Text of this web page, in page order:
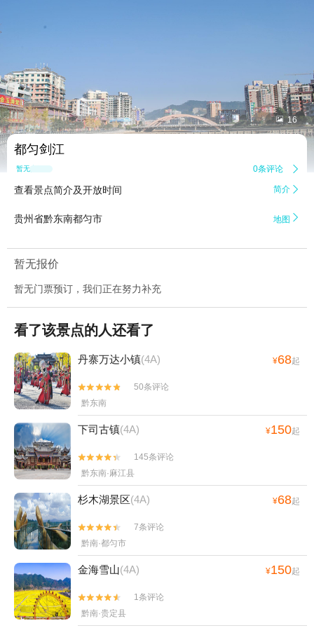
 16
都匀剑江
暂无点评 0条评论 
查看景点简介及开放时间 简介 
贵州省黔东南都匀市 地图 
暂无报价
暂无门票预订，我们正在努力补充
看了该景点的人还看了
丹寨万达小镇(4A) ¥68起


50条评论
黔东南
下司古镇(4A) ¥150起


145条评论
黔东南·麻江县
杉木湖景区(4A) ¥68起


7条评论
黔南·都匀市
金海雪山(4A) ¥150起


1条评论
黔南·贵定县